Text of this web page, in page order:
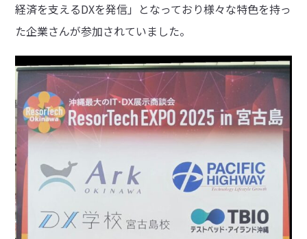
経済を支えるDXを発信」となっており様々な特色を持っ
た企業さんが参加されていました。